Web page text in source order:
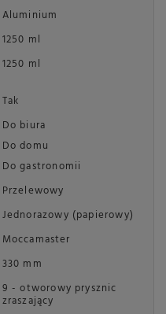
Aluminium
1250 ml
1250 ml
Tak
Do biura
Do domu
Do gastronomii
Przelewowy
Jednorazowy (papierowy)
Moccamaster
330 mm
9 - otworowy prysznic
zraszający